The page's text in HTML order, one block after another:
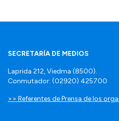
SECRETARÍA DE MEDIOS
Laprida 212, Viedma (8500).
Conmutador: (02920) 425700
>> Referentes de Prensa de los